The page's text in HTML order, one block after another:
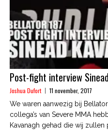
Post-fight interview
Joshua Dufort 11 november, 2017
We waren aanwezig bij
collega’s van Severe MMA
Kavanagh gehad die wij zullen